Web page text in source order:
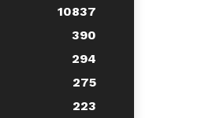
10837
390
294
275
223